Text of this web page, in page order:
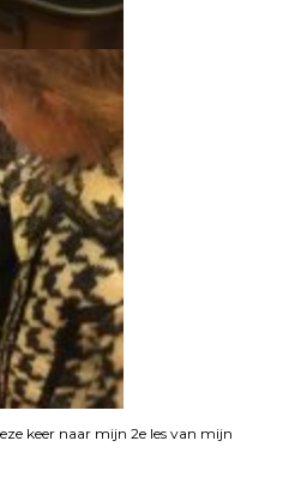
keer naar mijn 2e les van mijn